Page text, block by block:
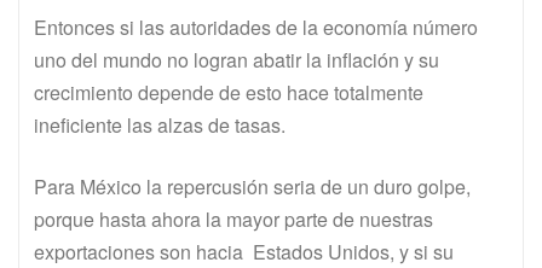
Entonces si las autoridades de la economía número
uno del mundo no logran abatir la inflación y su
crecimiento depende de esto hace totalmente
ineficiente las alzas de tasas.
Para México la repercusión seria de un duro golpe,
porque hasta ahora la mayor parte de nuestras
exportaciones son hacia Estados Unidos, y si su